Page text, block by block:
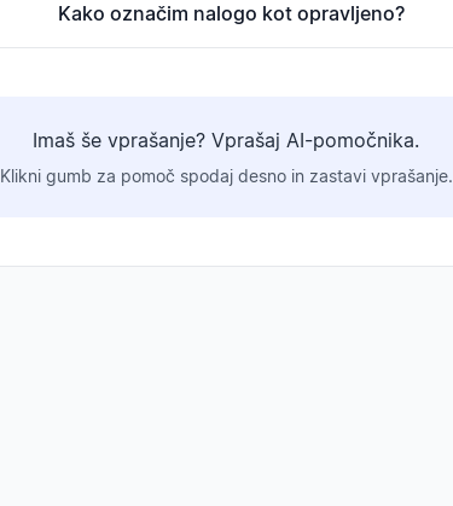
Kako označim nalogo kot opravljeno?
Imaš še vprašanje? Vprašaj AI-pomočnika.
Klikni gumb za pomoč spodaj desno in zastavi vprašanje.